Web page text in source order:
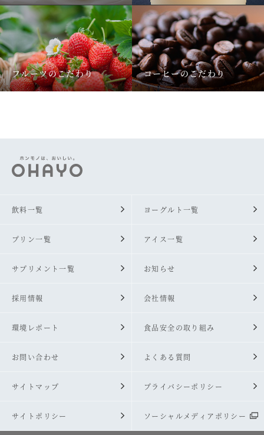
フルーツのこだわり コーヒーのこだわり
飲料一覧 ヨーグルト一覧
プリン一覧 アイス一覧
サプリメント一覧 お知らせ
採用情報 会社情報
環境レポート 食品安全の取り組み
お問い合わせ よくある質問
サイトマップ プライバシーポリシー
サイトポリシー ソーシャルメディアポリシー